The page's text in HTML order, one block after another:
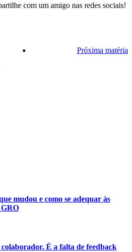
com um amigo nas redes sociais!
Próxima matéria
mudou e como se adequar às
GRO
É a falta de feedback